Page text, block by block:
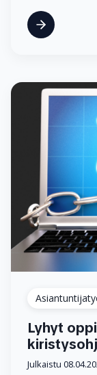
Lyhyt
Julkaistu